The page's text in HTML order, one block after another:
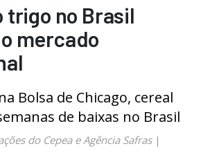
trigo no Brasil
mercado
Bolsa de Chicago, cereal
de baixas no Brasil
do Cepea e Agência Safras|